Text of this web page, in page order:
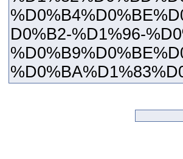
D0%B2-%D1%96-